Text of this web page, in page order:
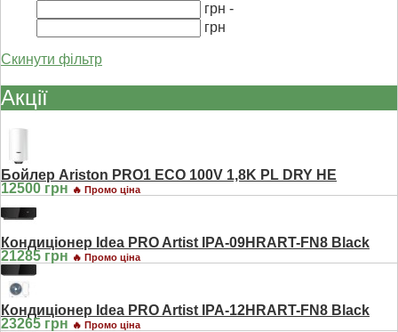
грн -
грн
Скинути фільтр
Акції
Бойлер Ariston PRO1 ECO 100V 1,8K PL DRY HE
12500 грн 🔥 Промо ціна
Кондиціонер Idea PRO Artist IPA-09HRART-FN8 Black
21285 грн 🔥 Промо ціна
Кондиціонер Idea PRO Artist IPA-12HRART-FN8 Black
23265 грн 🔥 Промо ціна